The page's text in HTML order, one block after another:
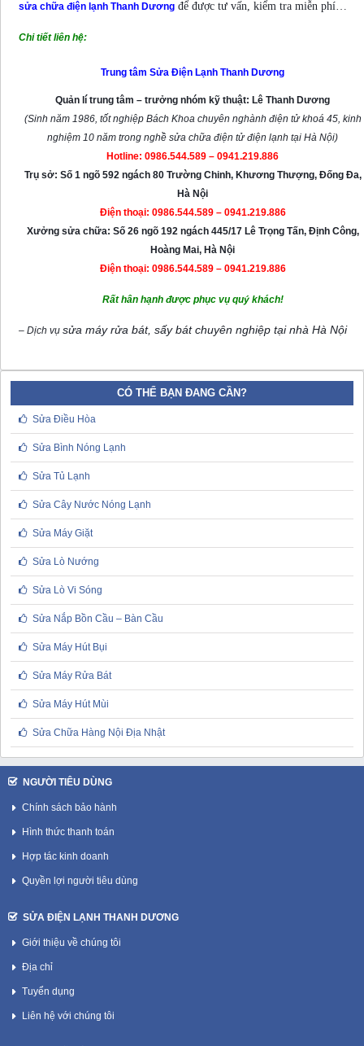
sửa chữa điện lạnh Thanh Dương để được tư vấn, kiểm tra miễn phí…
Chi tiết liên hệ:
Trung tâm Sửa Điện Lạnh Thanh Dương
Quản lí trung tâm – trưởng nhóm kỹ thuật: Lê Thanh Dương
(Sinh năm 1986, tốt nghiệp Bách Khoa chuyên nghành điện tử khoá 45, kinh
nghiệm 10 năm trong nghề sửa chữa điện tử điện lạnh tại Hà Nội)
Hotline: 0986.544.589 – 0941.219.886
Trụ sở: Số 1 ngõ 592 ngách 80 Trường Chinh, Khương Thượng, Đống Đa,
Hà Nội
Điện thoại: 0986.544.589 – 0941.219.886
Xưởng sửa chữa: Số 26 ngõ 192 ngách 445/17 Lê Trọng Tấn, Định Công,
Hoàng Mai, Hà Nội
Điện thoại: 0986.544.589 – 0941.219.886
Rất hân hạnh được phục vụ quý khách!
– Dịch vụ sửa máy rửa bát, sấy bát chuyên nghiệp tại nhà Hà Nội
CÓ THỂ BẠN ĐANG CẦN?
Sửa Điều Hòa
Sửa Bình Nóng Lạnh
Sửa Tủ Lạnh
Sửa Cây Nước Nóng Lạnh
Sửa Máy Giặt
Sửa Lò Nướng
Sửa Lò Vi Sóng
Sửa Nắp Bồn Cầu – Bàn Cầu
Sửa Máy Hút Bụi
Sửa Máy Rửa Bát
Sửa Máy Hút Mùi
Sửa Chữa Hàng Nội Địa Nhật
NGƯỜI TIÊU DÙNG
Chính sách bảo hành
Hình thức thanh toán
Hợp tác kinh doanh
Quyền lợi người tiêu dùng
SỬA ĐIỆN LẠNH THANH DƯƠNG
Giới thiệu về chúng tôi
Địa chỉ
Tuyển dụng
Liên hệ với chúng tôi